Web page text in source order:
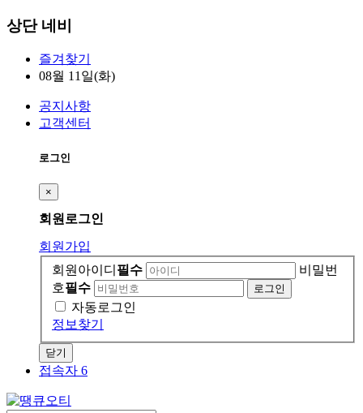
상단 네비
즐겨찾기
08월 11일(화)
공지사항
고객센터
로그인
×
회원 로그인
회원가입
회원아이디 필수
비밀번
호필수
자동로그인
정보찾기
닫기
접속자 6